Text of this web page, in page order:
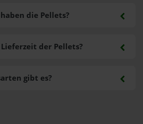
gibt es?
die Pellets?
der Pellets?